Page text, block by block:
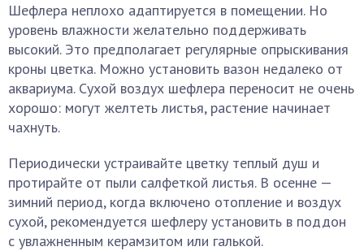
Шефлера неплохо адаптируется в помещении. Но
уровень влажности желательно поддерживать
высокий. Это предполагает регулярные опрыскивания
кроны цветка. Можно установить вазон недалеко от
аквариума. Сухой воздух шефлера переносит не очень
хорошо: могут желтеть листья, растение начинает
чахнуть.
Периодически устраивайте цветку теплый душ и
протирайте от пыли салфеткой листья. В осенне —
зимний период, когда включено отопление и воздух
сухой, рекомендуется шефлеру установить в поддон
с увлажненным керамзитом или галькой.